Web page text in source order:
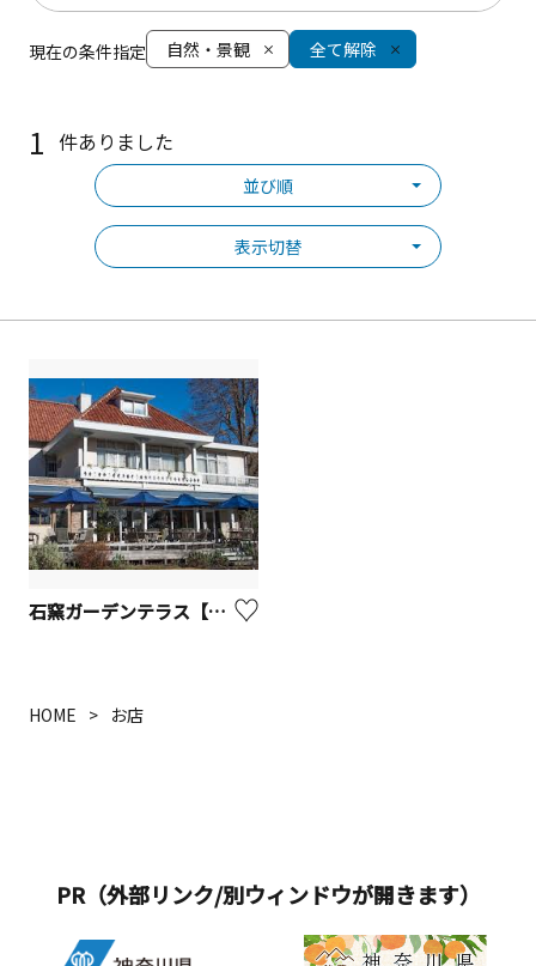
現在の条件指定 自然・景観 全て解除
1 件ありました
並び順
表示切替
石窯ガーデンテラス【鎌倉市】
HOME お店
PR（外部リンク/別ウィンドウが開きます）